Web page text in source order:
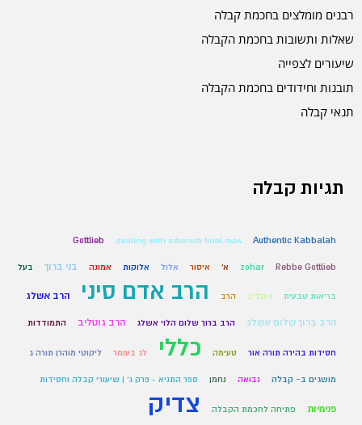
רבנים מומלצים בחכמת קבלה
שאלות ותשובות בחכמת הקבלה
שיעורים לצפייה
תובנות וחידודים בחכמת הקבלה
תנאי קבלה
תגיות קבלה
Authentic Kabbalah
dealing with adversity final.mp4
Gottlieb
Rebbe Gottlieb
zohar א' איסור אלול אלוקות אמונה בני ברוך בעל
בריאות טבעית גוטליב הרב הרב אדם סיני הרב אשלג
הרב ברוך שלום אשלג הרב ברוך שלום הלוי אשלג הרב גוטליב התמודדות
חסידות בהירה תורה אור טעימה כללי לג בעומר ליקוטי מוהרן תורה ג
מושגים ב- קבלה נבואה נחמן ספר התניא - פרק ג' | שיעורי קבלה וחסידות
פנימיות פתיחה לחכמת הקבלה צדיק